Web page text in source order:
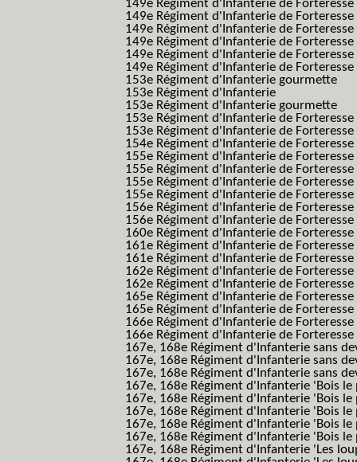
149e Régiment d'Infanterie de
149e Régiment d'Infanterie de
149e Régiment d'Infanterie de
149e Régiment d'Infanterie de
149e Régiment d'Infanterie de
149e Régiment d'Infanterie de
153e Régiment d'Infanterie gourmette
153e Régiment d'Infanterie
153e Régiment d'Infanterie gourmette
153e Régiment d'Infanterie de
153e Régiment d'Infanterie de
154e Régiment d'Infanterie de Forteresse
155e Régiment d'Infanterie de
155e Régiment d'Infanterie de
155e Régiment d'Infanterie de
155e Régiment d'Infanterie de
156e Régiment d'Infanterie de Forteresse
156e Régiment d'Infanterie de
160e Régiment d'Infanterie de
161e Régiment d'Infanterie de Forteresse
161e Régiment d'Infanterie de
162e Régiment d'Infanterie de Forteresse
162e Régiment d'Infanterie de
165e Régiment d'Infanterie de Forteresse
165e Régiment d'Infanterie de Forteresse
166e Régiment d'Infanterie de Forteresse
166e Régiment d'Infanterie de Forteresse
167e, 168e Régiment d'Infanterie sans
167e, 168e Régiment d'Infanterie sans
167e, 168e Régiment d'Infanterie sans
167e, 168e Régiment d'Infanterie 'Bois
167e, 168e Régiment d'Infanterie 'Bois
167e, 168e Régiment d'Infanterie 'Bois
167e, 168e Régiment d'Infanterie 'Bois
167e, 168e Régiment d'Infanterie 'Bois
167e, 168e Régiment d'Infanterie 'Les